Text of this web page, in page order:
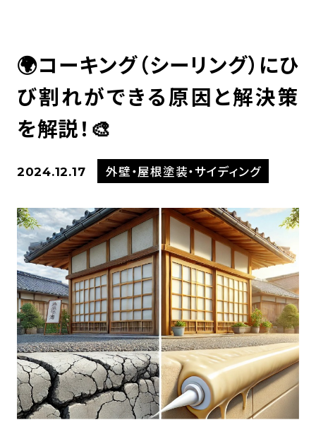
🌍コーキング（シーリング）にひ
び割れができる原因と解決策
を解説！🎨
2024.12.17 外壁・屋根塗装・サイディング